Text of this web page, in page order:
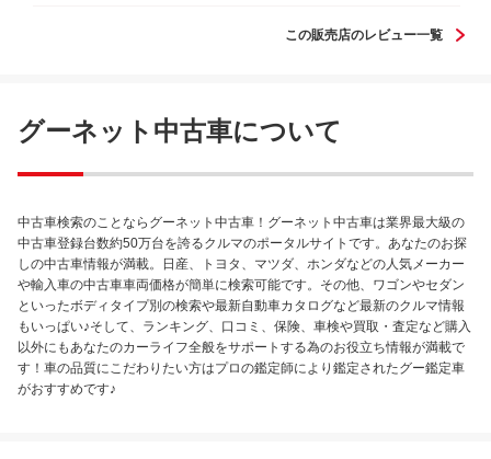
この販売店のレビュー一覧
グーネット中古車について
中古車検索のことならグーネット中古車！グーネット中古車は業界最大級の
中古車登録台数約50万台を誇るクルマのポータルサイトです。あなたのお探
しの中古車情報が満載。日産、トヨタ、マツダ、ホンダなどの人気メーカー
や輸入車の中古車車両価格が簡単に検索可能です。その他、ワゴンやセダン
といったボディタイプ別の検索や最新自動車カタログなど最新のクルマ情報
もいっぱい♪そして、ランキング、口コミ、保険、車検や買取・査定など購入
以外にもあなたのカーライフ全般をサポートする為のお役立ち情報が満載で
す！車の品質にこだわりたい方はプロの鑑定師により鑑定されたグー鑑定車
がおすすめです♪